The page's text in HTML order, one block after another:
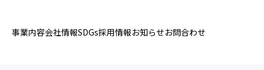
事業内容会社情報SDGs採用情報お知らせお問合わせ